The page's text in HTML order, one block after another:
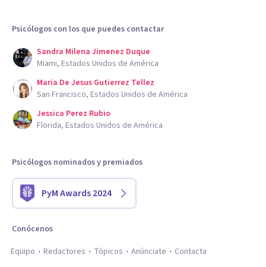
Psicólogos con los que puedes contactar
Sandra Milena Jimenez Duque
Miami, Estados Unidos de América
Maria De Jesus Gutierrez Tellez
San Francisco, Estados Unidos de América
Jessica Perez Rubio
Florida, Estados Unidos de América
Psicólogos nominados y premiados
PyM Awards 2024
Conócenos
Equipo
Redactores Tópicos Anúnciate Contacta